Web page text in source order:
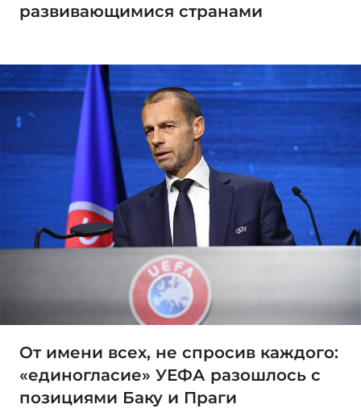
развивающимися странами
От имени всех, не спросив каждого:
«единогласие» УЕФА разошлось с
позициями Баку и Праги